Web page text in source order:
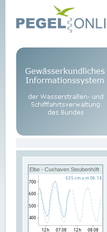
Elbe - Cuxhaven Steubenhöft